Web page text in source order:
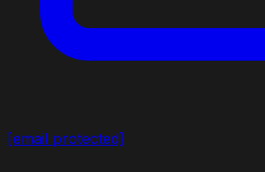
[email protected]